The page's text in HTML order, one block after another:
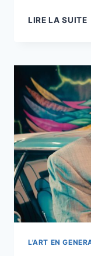
LIRE LA SUITE
L'ART EN